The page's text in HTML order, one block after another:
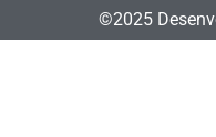
©2025